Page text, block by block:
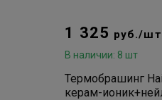
1 325 руб./шт
В наличии: 8 шт
Термобрашинг
керам-